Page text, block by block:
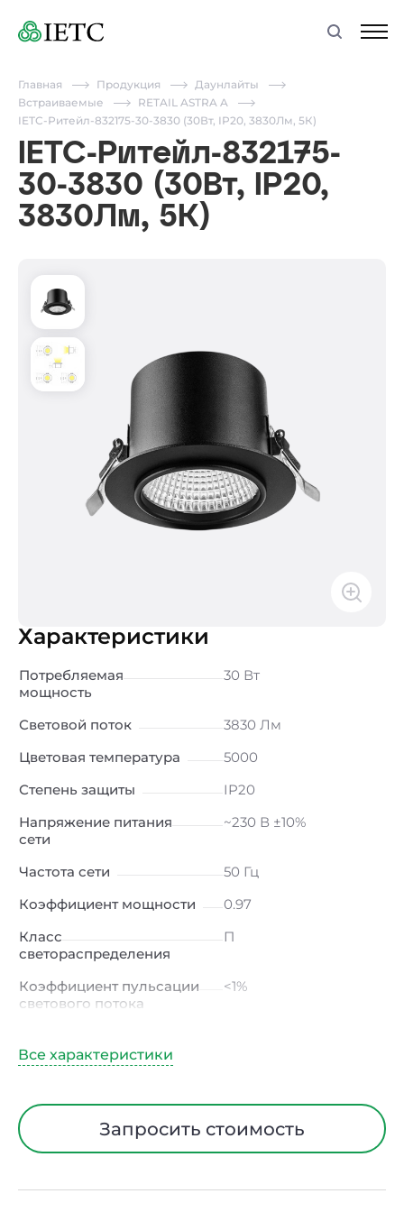
Главная Продукция
Даунлайты
Встраиваемые
RETAIL ASTRA A
IETC-Ритейл-832175-30-3830 (30Вт, IP20, 3830Лм, 5К)
IETC-Ритейл-832175-
30-3830 (30Вт, IP20,
3830Лм, 5К)
Характеристики
Потребляемая
мощность
30 Вт
Световой поток
3830 Лм
Цветовая температура
5000
Степень защиты
IP20
Напряжение питания
сети
~230 В ±10%
Частота сети
50 Гц
Коэффициент мощности
0.97
Класс
светораспределения
П
Коэффициент пульсации
светового потока
<1%
Тип кривой силы света
/ Г (глубокая)
Угол рассеивания
15° / 23° / 30° / 45° / 60°
Запросить стоимость